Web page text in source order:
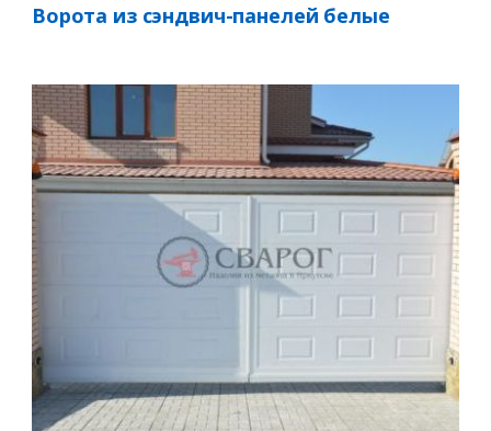
Ворота из сэндвич-панелей белые